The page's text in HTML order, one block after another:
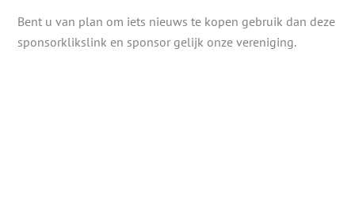
Bent u van plan om iets nieuws te kopen gebruik dan deze
sponsorklikslink en sponsor gelijk onze vereniging.